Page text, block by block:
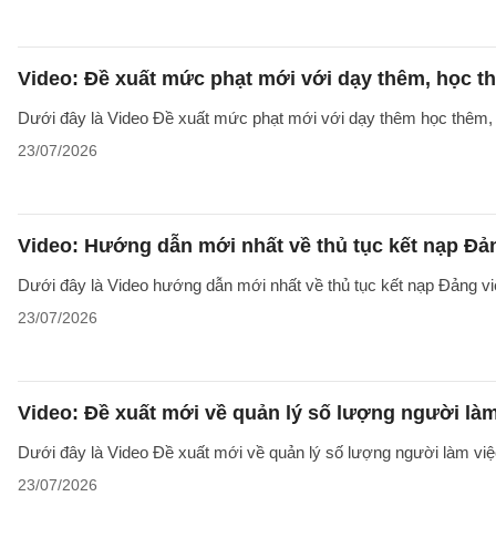
Video: Đề xuất mức phạt mới với dạy thêm, học
Dưới đây là Video Đề xuất mức phạt mới với dạy thêm học thêm,
23/07/2026
Video: Hướng dẫn mới nhất về thủ tục kết nạp
Dưới đây là Video hướng dẫn mới nhất về thủ tục kết nạp Đảng
23/07/2026
Video: Đề xuất mới về quản lý số lượng người
Dưới đây là Video Đề xuất mới về quản lý số lượng người làm
23/07/2026